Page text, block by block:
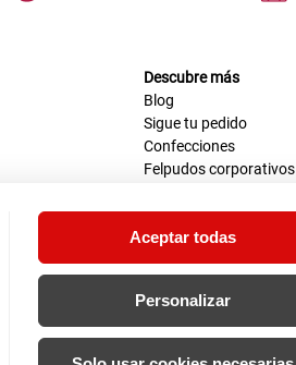
Aceptar todas
Personalizar
Descubre más
Blog
Sigue tu pedido
Confecciones
Felpudos corporativos